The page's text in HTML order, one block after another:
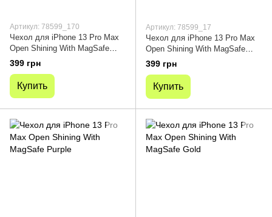
Артикул: 78599_170
Чехол для iPhone 13 Pro Max
Open Shining With MagSafe
Black
399 грн
Купить
Артикул: 78599_17
Чехол для iPhone 13 Pro Max
Open Shining With MagSafe
Dark Purple
399 грн
Купить